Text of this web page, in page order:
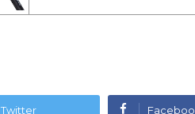
Twitter